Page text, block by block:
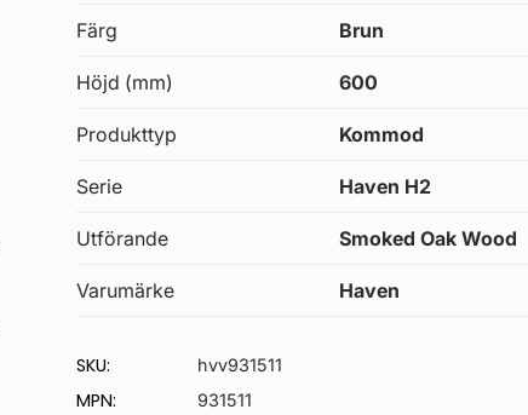
Färg Brun
Höjd (mm) 600
Produkttyp Kommod
Serie Haven H2
Utförande Smoked Oak Wood
Varumärke Haven
SKU: hvv931511
MPN: 931511